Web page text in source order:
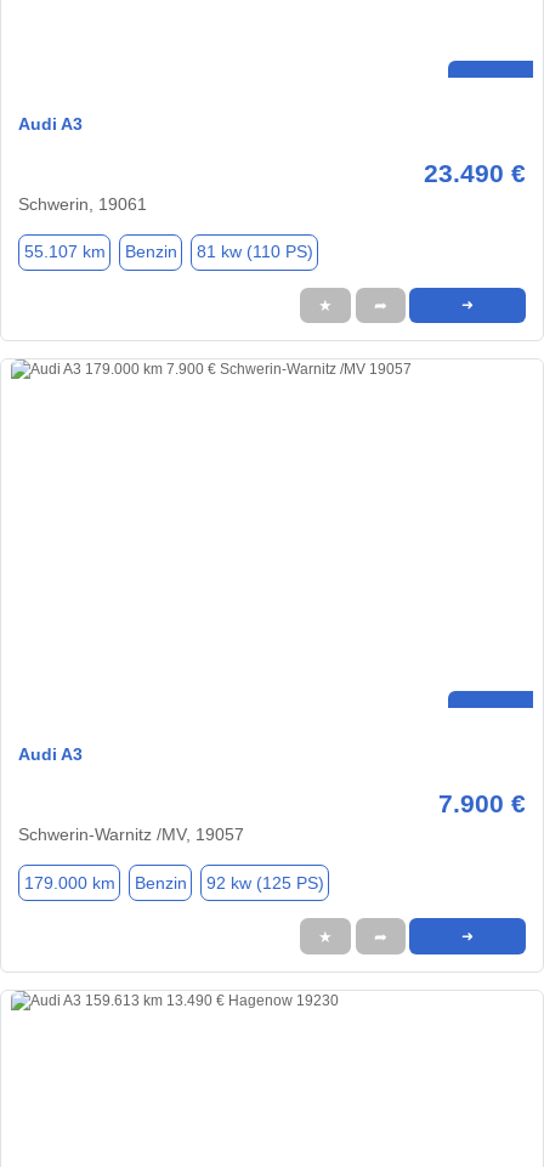
Audi A3
23.490 €
Schwerin, 19061
55.107 km Benzin 81 kw (110 PS)
★ ➦ ➜
Audi A3
7.900 €
Schwerin-Warnitz /MV, 19057
179.000 km Benzin 92 kw (125 PS)
★ ➦ ➜